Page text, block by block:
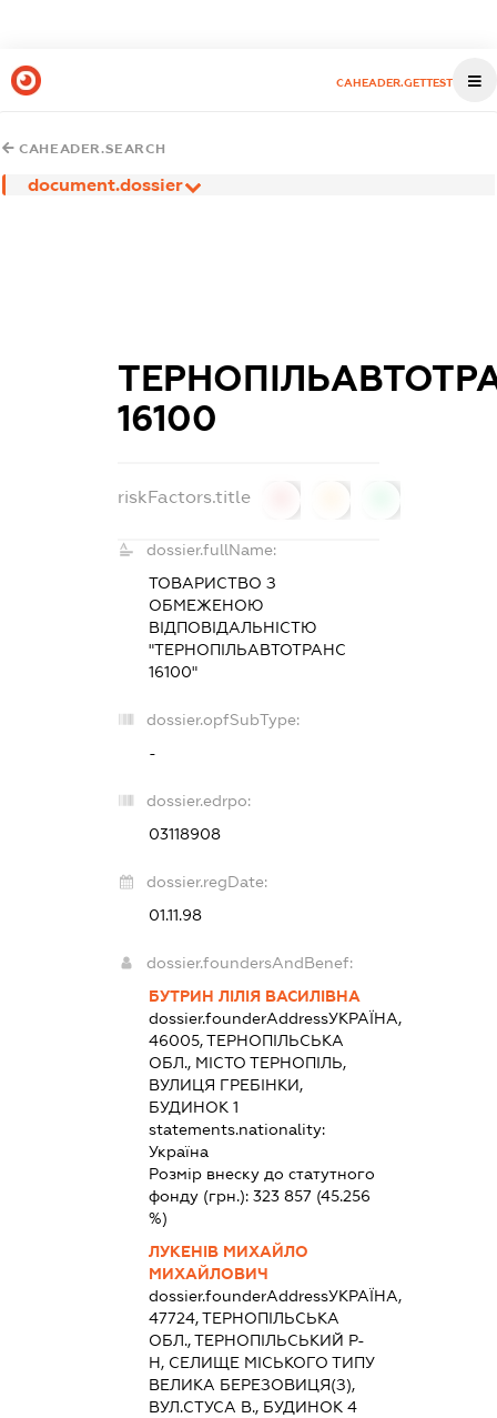
CAHEADER.GETTEST
CAHEADER.SEARCH
document.dossier
16100
riskFactors.title
dossier.fullName:
ТОВАРИСТВО З
ОБМЕЖЕНОЮ
ВІДПОВІДАЛЬНІСТЮ
"ТЕРНОПІЛЬАВТОТРАНС
16100"
dossier.opfSubType:
-
dossier.edrpo:
03118908
dossier.regDate:
01.11.98
dossier.foundersAndBenef:
БУТРИН ЛІЛІЯ ВАСИЛІВНА
dossier.founderAddressУКРАЇНА,
46005, ТЕРНОПІЛЬСЬКА
ОБЛ., МІСТО ТЕРНОПІЛЬ,
ВУЛИЦЯ ГРЕБІНКИ,
БУДИНОК 1
statements.nationality:
Україна
Розмір внеску до статутного
фонду (грн.): 323 857(45.256
%)
ЛУКЕНІВ МИХАЙЛО
МИХАЙЛОВИЧ
dossier.founderAddressУКРАЇНА,
47724, ТЕРНОПІЛЬСЬКА
ОБЛ., ТЕРНОПІЛЬСЬКИЙ Р-
Н, СЕЛИЩЕ МІСЬКОГО ТИПУ
ВЕЛИКА БЕРЕЗОВИЦЯ(З),
ВУЛ.СТУСА В., БУДИНОК 4